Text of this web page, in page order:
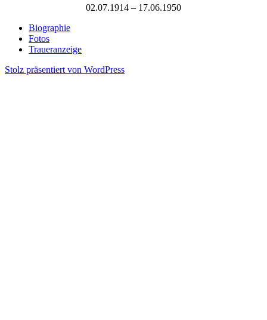
02.07.1914 – 17.06.1950
Biographie
Fotos
Traueranzeige
Stolz präsentiert von WordPress